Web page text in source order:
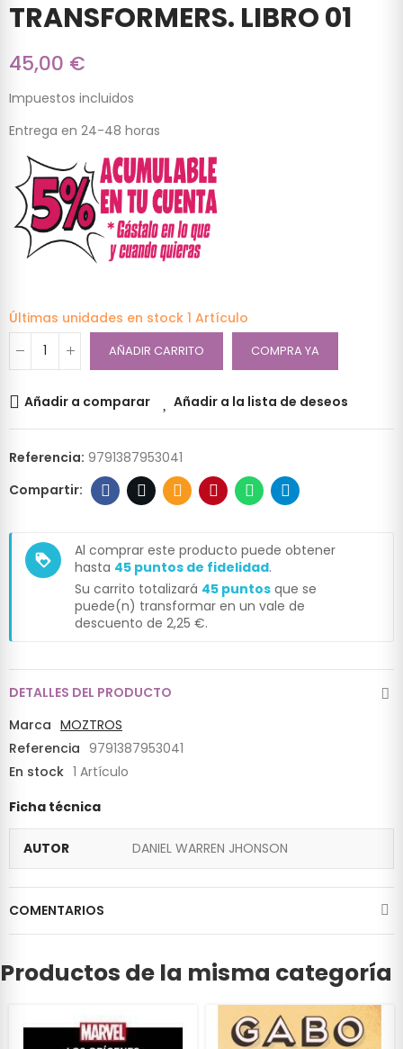
TRANSFORMERS. LIBRO 01
45,00 €
Impuestos incluidos
Entrega en 24-48 horas
Últimas unidades en stock 1 Artículo
AÑADIR CARRITO COMPRA YA
Añadir a comparar Añadir a la lista de deseos
Referencia: 9791387953041
loyalty
Al comprar este producto puede obtener
hasta 45 puntos de fidelidad.
Su carrito totalizará 45 puntos que se
puede(n) transformar en un vale de
descuento de 2,25 €.
DETALLES DEL PRODUCTO
Marca MOZTROS
Referencia 9791387953041
En stock 1 Artículo
Ficha técnica
AUTOR DANIEL WARREN JHONSON
COMENTARIOS
Productos de la misma categoría